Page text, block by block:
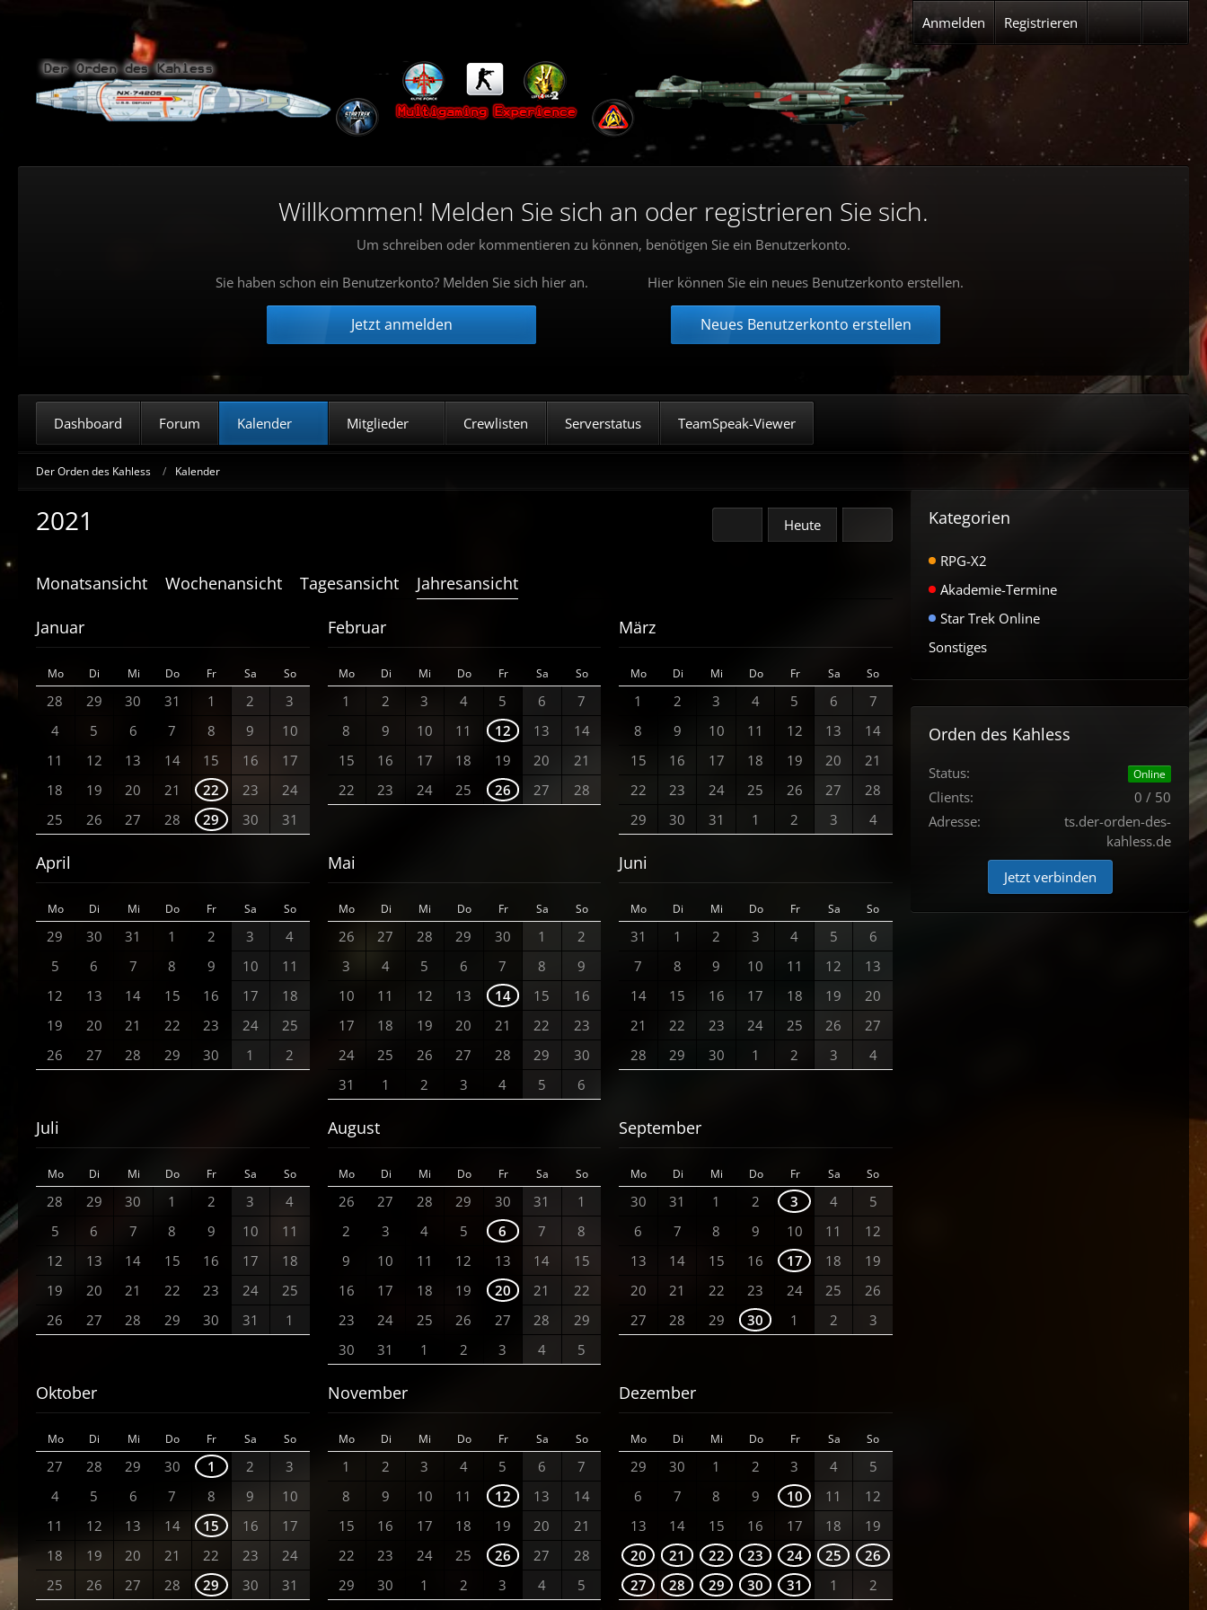
Willkommen! Melden Sie sich an oder registrieren Sie sich.
Um schreiben oder kommentieren zu können, benötigen Sie ein Benutzerkonto.
Sie haben schon ein Benutzerkonto? Melden Sie sich hier an.
Jetzt anmelden
Hier können Sie ein neues Benutzerkonto erstellen.
Neues Benutzerkonto erstellen
Dashboard Forum Kalender Mitglieder Crewlisten Serverstatus TeamSpeak-Viewer
Anmelden Registrieren
Der Orden des Kahless Kalender
2021 Heute
Monatsansicht Wochenansicht Tagesansicht Jahresansicht
Januar
Mo Di Mi Do Fr Sa So
28 29 30 31 1 2
3
4
5 6 7 8 9
10
11
12 13 14 15 16
17
18
19 20 21 22 23
24
25
26 27 28 29 30 31
Februar
Mo Di Mi Do Fr Sa So
1 2 3 4 5 6
7
8
9 10 11 12 13
14
15
16 17 18 19 20
21
22
23 24 25 26 27 28
März
Mo Di Mi Do Fr Sa So
1 2 3 4 5 6
7
8
9 10 11 12 13
14
15
16 17 18 19 20
21
22
23 24 25 26 27
28
29
30 31 1 2 3 4
April
Mo Di Mi Do Fr Sa So
29 30 31 1 2 3
4
5
6 7 8 9 10
11
12
13 14 15 16 17
18
19
20 21 22 23 24
25
26
27 28 29 30 1 2
Mai
Mo Di Mi Do Fr Sa So
26 27 28 29 30 1
2
3
4 5 6 7 8
9
10
11 12 13 14 15
16
17
18 19 20 21 22
23
24
25 26 27 28 29
30
31
1 2 3 4 5 6
Juni
Mo Di Mi Do Fr Sa So
31 1 2 3 4 5
6
7
8 9 10 11 12
13
14
15 16 17 18 19
20
21
22 23 24 25 26
27
28
29 30 1 2 3 4
Juli
Mo Di Mi Do Fr Sa So
28 29 30 1 2 3
4
5
6 7 8 9 10
11
12
13 14 15 16 17
18
19
20 21 22 23 24
25
26
27 28 29 30 31 1
August
Mo Di Mi Do Fr Sa So
26 27 28 29 30 31
1
2
3 4 5 6 7
8
9
10 11 12 13 14
15
16
17 18 19 20 21
22
23
24 25 26 27 28
29
30
31 1 2 3 4 5
September
Mo Di Mi Do Fr Sa So
30 31 1 2 3 4
5
6
7 8 9 10 11
12
13
14 15 16 17 18
19
20
21 22 23 24 25
26
27
28 29 30 1 2 3
Oktober
Mo Di Mi Do Fr Sa So
27 28 29 30 1 2
3
4
5 6 7 8 9
10
11
12 13 14 15 16
17
18
19 20 21 22 23
24
25
26 27 28 29 30 31
November
Mo Di Mi Do Fr Sa So
1 2 3 4 5 6
7
8
9 10 11 12 13
14
15
16 17 18 19 20
21
22
23 24 25 26 27
28
29
30 1 2 3 4 5
Dezember
Mo Di Mi Do Fr Sa So
29 30 1 2 3 4
5
6
7 8 9 10 11
12
13
14 15 16 17 18
19
20
21 22 23 24 25
26
27
28 29 30 31 1 2
Kategorien
RPG-X2
Akademie-Termine
Star Trek Online
Sonstiges
Orden des Kahless
Status: Online
Clients:
0 / 50
Adresse:
ts.der-orden-des-
kahless.de
Jetzt verbinden